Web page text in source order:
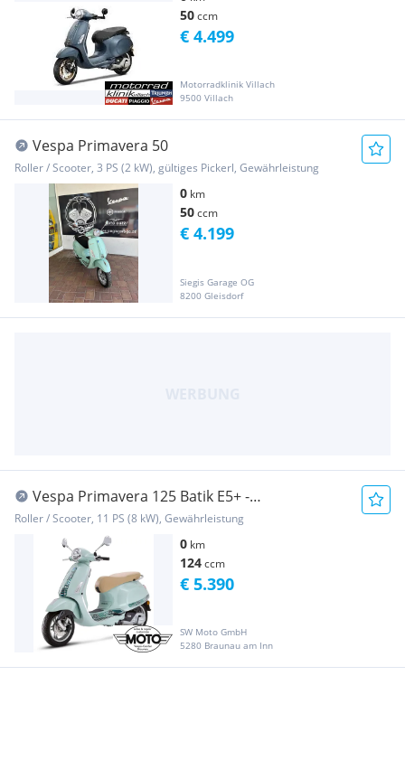
50ccm
Motorradklinik Villach
9500 Villach
€ 4.499
Vespa Primavera 50
Roller / Scooter, 3 PS (2 kW), gültiges Pickerl, Gewährleistung
0 km
50ccm
Siegis Garage OG
8200 Gleisdorf
€ 4.199
Vespa Primavera 125 Batik E5+ -
SONDERMODELL NEUFAHRZ...
Roller / Scooter, 11 PS (8 kW), Gewährleistung
0 km
124ccm
SW Moto GmbH
5280 Braunau am Inn
€ 5.390